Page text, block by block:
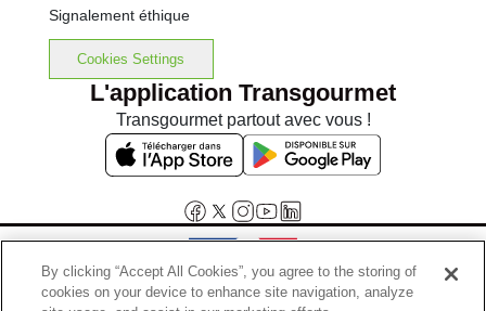
Signalement éthique
Cookies Settings
L'application Transgourmet
Transgourmet partout avec vous !
By clicking “Accept All Cookies”, you agree to the storing of
cookies on your device to enhance site navigation, analyze